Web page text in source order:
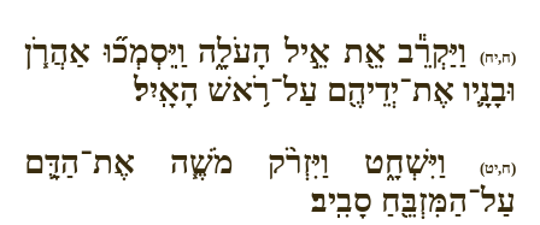
(ח,יח)
וַיַּקְרֵ֕ב אֵ֖ת אֵ֣יל הָעֹלָ֑ה וַֽיִּסְמְכ֞וּ אַהֲרֹ֧ן
וּבָנָ֛יו אֶת־יְדֵיהֶ֖ם עַל־רֹ֥אשׁ הָאָֽיִל׃
(ח,יט)
וַיִּשְׁחָ֑ט וַיִּזְרֹ֨ק מֹשֶׁ֧ה אֶת־הַדָּ֛ם
עַל־הַמִּזְבֵּ֖חַ סָבִֽיב׃